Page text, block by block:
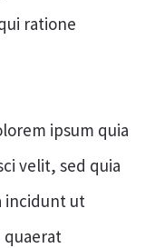
ratione
ipsum quia
velit, sed quia
incidunt ut
quaerat